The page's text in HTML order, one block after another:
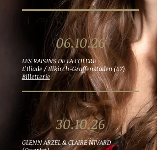
06.10.26
LES RAISINS DE LA COLERE
L'Iliade / Illkirch-Graffenstaden (67)
Billetterie
30.10.26
GLENN ARZEL & CLAIRE NIVARD